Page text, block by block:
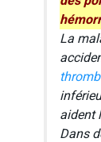
La
aident
Dans